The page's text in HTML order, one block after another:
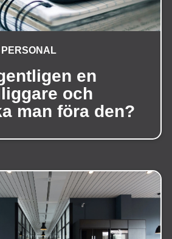
PERSONAL
en
och
man föra den?